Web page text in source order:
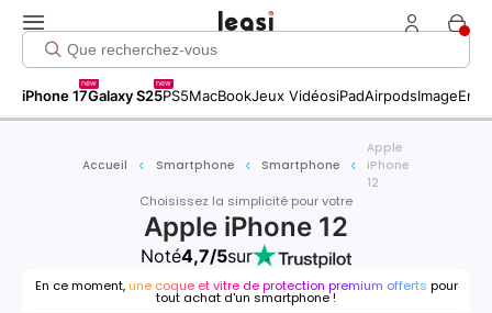
iPhone 17
new
Galaxy S25
new
PS5MacBookJeux VidéosiPadAirpodsImage
Accueil Smartphone Smartphone
Apple
iPhone
12
Choisissez la simplicité pour votre
Apple iPhone 12
Noté4,7/5sur
En ce moment, une coque et vitre de protection premium offerts pour
tout achat d'un smartphone !